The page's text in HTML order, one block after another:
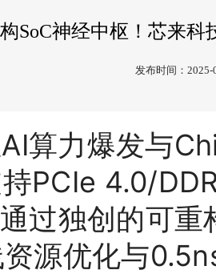
SoC神经中枢！芯来
发布时间：2025-
算力爆发与
PCIe 4.0/
过独创的可
源优化与